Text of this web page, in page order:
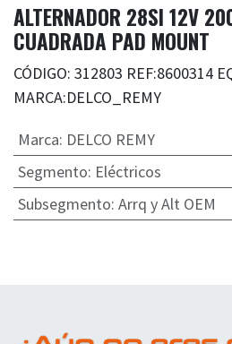
ALTERNADOR 28SI 12V
CUADRADA PAD MOUNT
CÓDIGO: 312803 REF:8600314
MARCA:DELCO_REMY
Marca: DELCO REMY
Segmento: Eléctricos
Subsegmento: Arrq y Alt OEM